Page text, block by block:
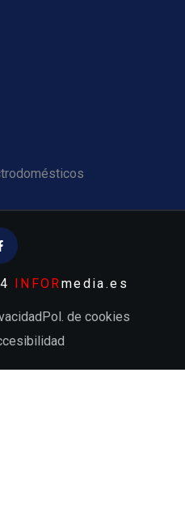
INFORmedia.es
Pol. de cookies